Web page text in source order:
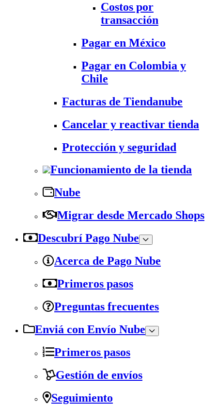
Costos por
transacción
Pagar en México
Pagar en Colombia y
Chile
Facturas de Tiendanube
Cancelar y reactivar tienda
Protección y seguridad
Funcionamiento de la tienda
Nube
Migrar desde Mercado Shops
Descubrí Pago Nube
Acerca de Pago Nube
Primeros pasos
Preguntas frecuentes
Enviá con Envío Nube
Primeros pasos
Gestión de envíos
Seguimiento